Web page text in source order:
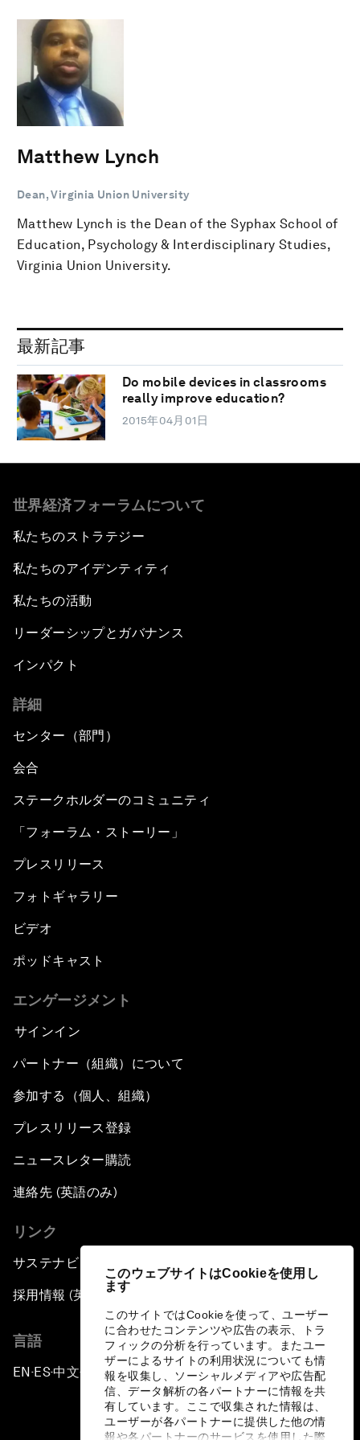
このウェブサイトはCookieを使用し
ます
このサイトではCookieを使って、ユーザー
に合わせたコンテンツや広告の表示、トラ
フィックの分析を行っています。またユー
ザーによるサイトの利用状況についても情
報を収集し、ソーシャルメディアや広告配
信、データ解析の各パートナーに情報を共
有しています。ここで収集された情報は、
ユーザーが各パートナーに提供した他の情
報や各パートナーのサービスを使用した際
Matthew Lynch
Dean, Virginia Union University
Matthew Lynch is the Dean of the Syphax School of
Education, Psychology & Interdisciplinary Studies,
Virginia Union University.
最新記事
Do mobile devices in classrooms
really improve education?
2015年04月01日
世界経済フォーラムについて
私たちのストラテジー
私たちのアイデンティティ
私たちの活動
リーダーシップとガバナンス
インパクト
詳細
センター（部門）
会合
ステークホルダーのコミュニティ
「フォーラム・ストーリー」
プレスリリース
フォトギャラリー
ビデオ
ポッドキャスト
エンゲージメント
サインイン
パートナー（組織）について
参加する（個人、組織）
プレスリリース登録
ニュースレター購読
連絡先 (英語のみ)
リンク
サステナビリティへの取り組み
採用情報 (英語のみ)
言語
EN ▪ES▪中文▪ 日本語